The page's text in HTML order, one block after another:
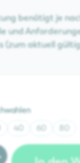
benötigt je
und
(zum aktuell
auswählen
40 60 80
Gib